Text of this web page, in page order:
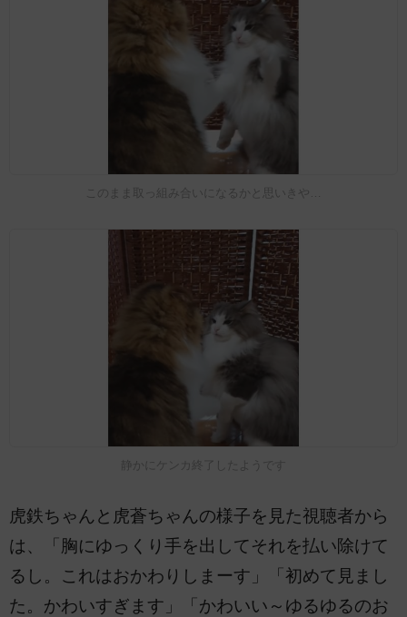
このまま取っ組み合いになるかと思いきや…
静かにケンカ終了したようです
虎鉄ちゃんと虎蒼ちゃんの様子を見た視聴者から
は、「胸にゆっくり手を出してそれを払い除けて
るし。これはおかわりしまーす」「初めて見まし
た。かわいすぎます」「かわいい～ゆるゆるのお